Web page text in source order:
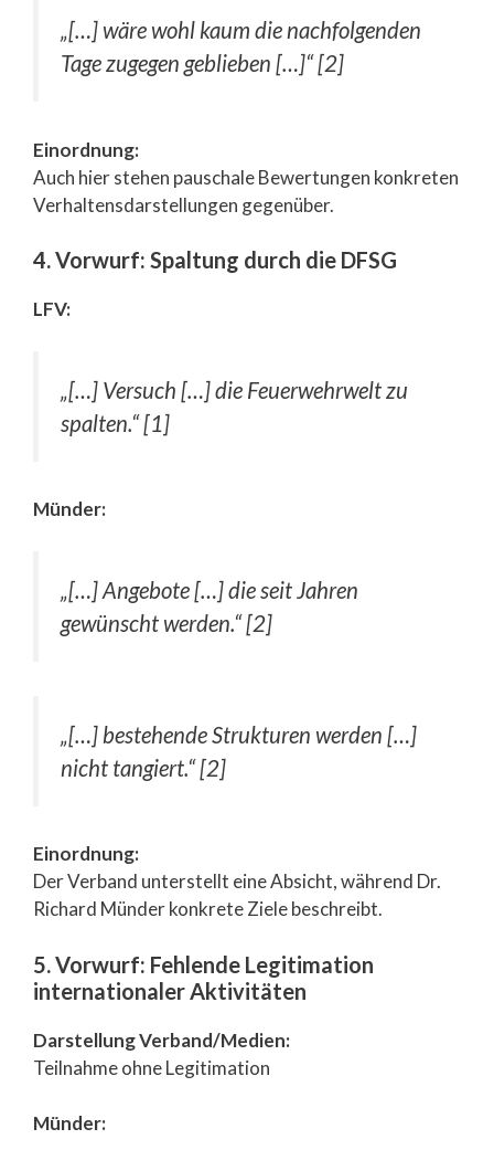
„[…] wäre wohl kaum die nachfolgenden
Tage zugegen geblieben […]“ [2]
Einordnung:
Auch hier stehen pauschale Bewertungen konkreten
Verhaltensdarstellungen gegenüber.
4. Vorwurf: Spaltung durch die DFSG
LFV:
„[…] Versuch […] die Feuerwehrwelt zu
spalten.“ [1]
Münder:
„[…] Angebote […] die seit Jahren
gewünscht werden.“ [2]
„[…] bestehende Strukturen werden […]
nicht tangiert.“ [2]
Einordnung:
Der Verband unterstellt eine Absicht, während Dr.
Richard Münder konkrete Ziele beschreibt.
5. Vorwurf: Fehlende Legitimation
internationaler Aktivitäten
Darstellung Verband/Medien:
Teilnahme ohne Legitimation
Münder: